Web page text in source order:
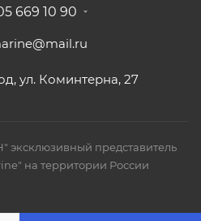
669 10 90
ул. Коминтерна, 27
представитель
на территории России